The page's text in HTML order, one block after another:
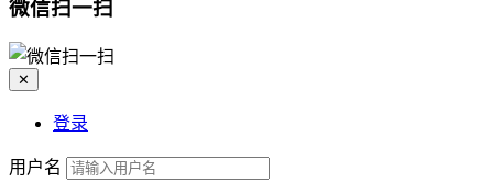
微信扫一扫
✕
登录
用户名